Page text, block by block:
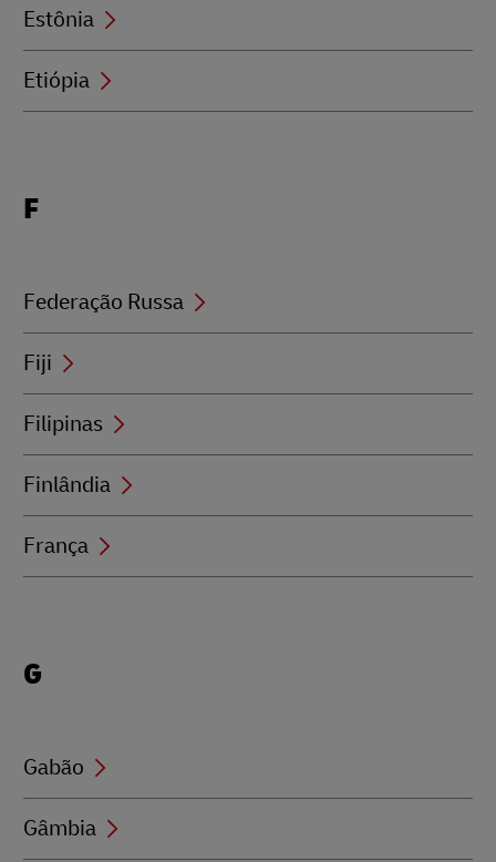
Estônia
Etiópia
beginning
F
Federação Russa
Fiji
Filipinas
Finlândia
França
beginning
G
Gabão
Gâmbia